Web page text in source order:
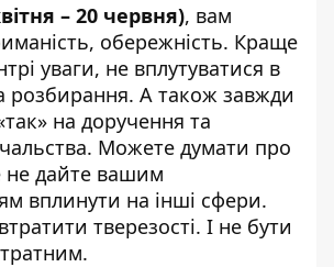
– 20 червня), вам
обережність. Краще
уваги, не вплутуватися в
розбирання. А також завжди
на доручення та
Можете думати про
не дайте вашим
вплинути на інші сфери.
тверезості. І не бути